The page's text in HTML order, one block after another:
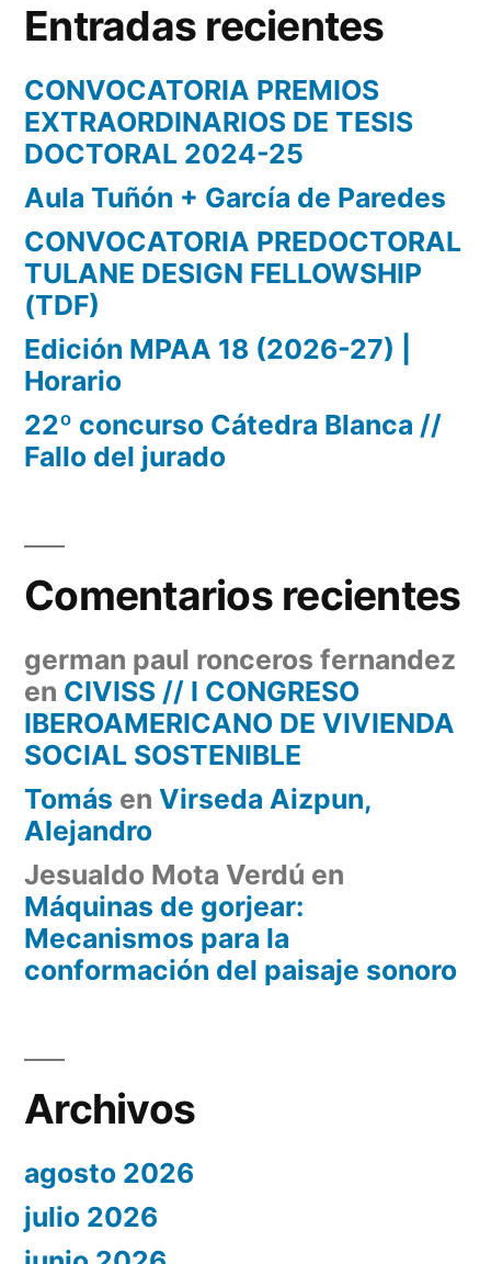
Entradas recientes
CONVOCATORIA PREMIOS
EXTRAORDINARIOS DE TESIS
DOCTORAL 2024-25
Aula Tuñón + García de Paredes
CONVOCATORIA PREDOCTORAL
TULANE DESIGN FELLOWSHIP
(TDF)
Edición MPAA 18 (2026-27) |
Horario
22º concurso Cátedra Blanca //
Fallo del jurado
Comentarios recientes
german paul ronceros fernandez
en CIVISS // I CONGRESO
IBEROAMERICANO DE VIVIENDA
SOCIAL SOSTENIBLE
Tomás en Virseda Aizpun,
Alejandro
Jesualdo Mota Verdú en
Máquinas de gorjear:
Mecanismos para la
conformación del paisaje sonoro
Archivos
agosto 2026
julio 2026